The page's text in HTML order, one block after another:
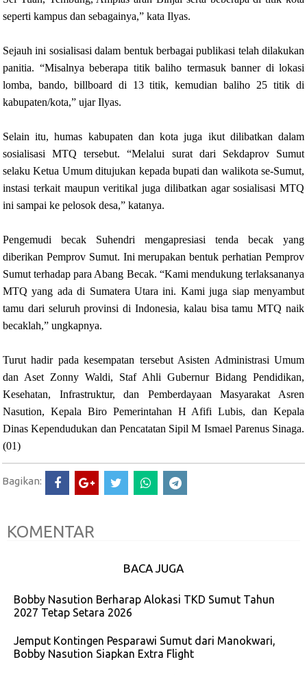
seperti kampus dan sebagainya,” kata Ilyas.
Sejauh ini sosialisasi dalam bentuk berbagai publikasi telah dilakukan
panitia. “Misalnya beberapa titik baliho termasuk banner di lokasi
lomba, bando, billboard di 13 titik, kemudian baliho 25 titik di
kabupaten/kota,” ujar Ilyas.
Selain itu, humas kabupaten dan kota juga ikut dilibatkan dalam
sosialisasi MTQ tersebut. “Melalui surat dari Sekdaprov Sumut
selaku Ketua Umum ditujukan kepada bupati dan walikota se-Sumut,
instasi terkait maupun veritikal juga dilibatkan agar sosialisasi MTQ
ini sampai ke pelosok desa,” katanya.
Pengemudi becak Suhendri mengapresiasi tenda becak yang
diberikan Pemprov Sumut. Ini merupakan bentuk perhatian Pemprov
Sumut terhadap para Abang Becak. “Kami mendukung terlaksananya
MTQ yang ada di Sumatera Utara ini. Kami juga siap menyambut
tamu dari seluruh provinsi di Indonesia, kalau bisa tamu MTQ naik
becaklah,” ungkapnya.
Turut hadir pada kesempatan tersebut Asisten Administrasi Umum
dan Aset Zonny Waldi, Staf Ahli Gubernur Bidang Pendidikan,
Kesehatan, Infrastruktur, dan Pemberdayaan Masyarakat Asren
Nasution, Kepala Biro Pemerintahan H Afifi Lubis, dan Kepala
Dinas Kependudukan dan Pencatatan Sipil M Ismael Parenus Sinaga.
(01)
Bagikan:
KOMENTAR
BACA JUGA
Bobby Nasution Berharap Alokasi TKD Sumut Tahun
2027 Tetap Setara 2026
Jemput Kontingen Pesparawi Sumut dari Manokwari,
Bobby Nasution Siapkan Extra Flight